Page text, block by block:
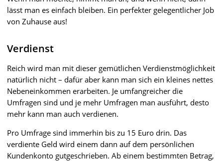
lässt man es einfach bleiben. Ein perfekter gelegentlicher Job
von Zuhause aus!
Verdienst
Reich wird man mit dieser gemütlichen Verdienstmöglichkeit
natürlich nicht – dafür aber kann man sich ein kleines nettes
Nebeneinkommen erarbeiten. Je umfangreicher die
Umfragen sind und je mehr Umfragen man ausführt, desto
mehr kann man auch verdienen.
Pro Umfrage sind immerhin bis zu 15 Euro drin. Das
verdiente Geld wird einem dann auf dem persönlichen
Kundenkonto gutgeschrieben. Ab einem bestimmten Betrag,